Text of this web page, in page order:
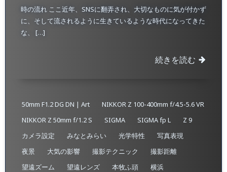
時の流れ ここ近年、SNSに翻弄され、大切なものに気が付かず
に、そして流されるように生きているような時代になってきた
な、 […]
続きを読む
50mm F1.2 DG DN | Art
NIKKOR Z 100-400mm f/4.5-5.6 VR
NIKKOR Z 50mm f/1.2 S
SIGMA SIGMA fp L
Z 9
カメラ設定
みなとみらい 光学特性
写真表現
夜景
大気の影響 撮影テクニック
撮影距離
望遠ズーム
望遠レンズ 本牧ふ頭
横浜